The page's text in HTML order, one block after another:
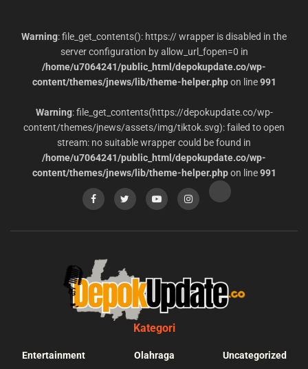
Warning: file_get_contents(): https:// wrapper is disabled in the
server configuration by allow_url_fopen=0 in
/home/u7064241/public_html/depokupdate.co/wp-
content/themes/jnews/lib/theme-helper.phpon line991
Warning: file_get_contents(https://depokupdate.co/wp-
content/themes/jnews/assets/img/tiktok.svg): failed to open
stream: no suitable wrapper could be found in
/home/u7064241/public_html/depokupdate.co/wp-
content/themes/jnews/lib/theme-helper.phpon line991
Kategori
Entertainment
Olahraga
Uncategorized